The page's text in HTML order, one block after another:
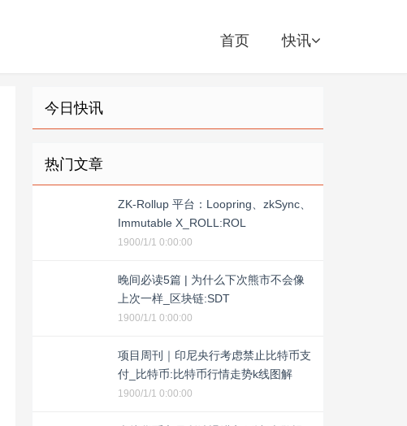
首页 快讯
今日快讯
热门文章
ZK-Rollup 平台：Loopring、zkSync、
Immutable X_ROLL:ROL
1900/1/1 0:00:00
晚间必读5篇 | 为什么下次熊市不会像
上次一样_区块链:SDT
1900/1/1 0:00:00
项目周刊｜印尼央行考虑禁止比特币支
付_比特币:比特币行情走势k线图解
1900/1/1 0:00:00